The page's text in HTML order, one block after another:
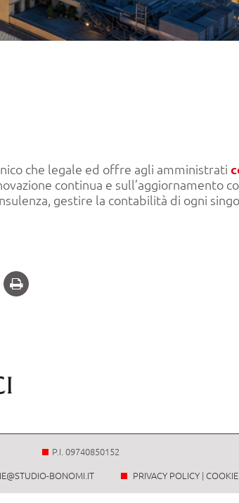
che legale ed offre agli amministrati
continua e sull’aggiornamento
gestire la contabilità di ogni
P.I. 09740850152
BONOMI.IT PRIVACY POLICY|